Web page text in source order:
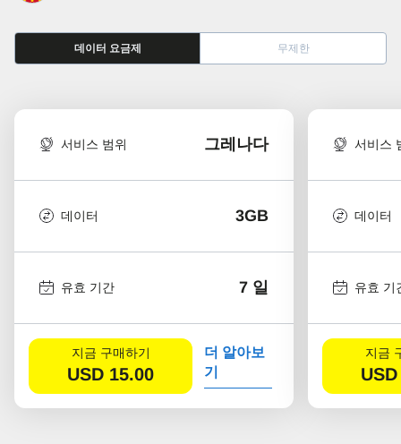
데이터 요금제 무제한
서비스 범위 그레나다
데이터 3GB
유효 기간 7 일
지금 구매하기
USD 15.00
더 알아보
기
서비스
데이터
유효 기
지금
USD